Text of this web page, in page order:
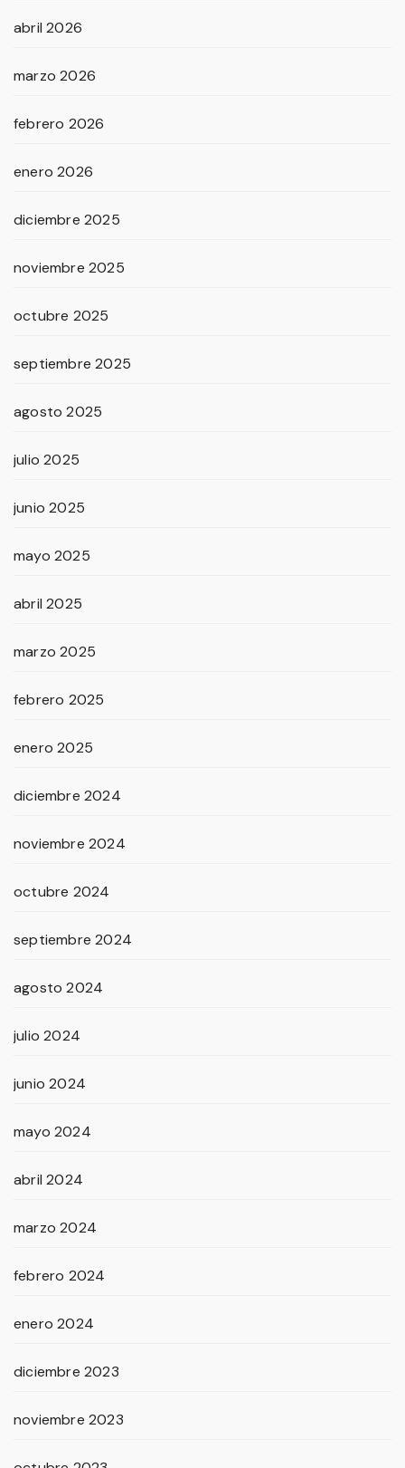
abril 2026
marzo 2026
febrero 2026
enero 2026
diciembre 2025
noviembre 2025
octubre 2025
septiembre 2025
agosto 2025
julio 2025
junio 2025
mayo 2025
abril 2025
marzo 2025
febrero 2025
enero 2025
diciembre 2024
noviembre 2024
octubre 2024
septiembre 2024
agosto 2024
julio 2024
junio 2024
mayo 2024
abril 2024
marzo 2024
febrero 2024
enero 2024
diciembre 2023
noviembre 2023